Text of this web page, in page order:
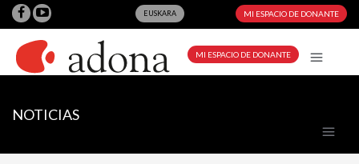
EUSKARA MI ESPACIO DE DONANTE
MI ESPACIO DE DONANTE
NOTICIAS